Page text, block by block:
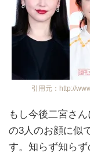
引用元：http://
もし今後二宮さ
の3人のお顔に似
す。知らず知ら